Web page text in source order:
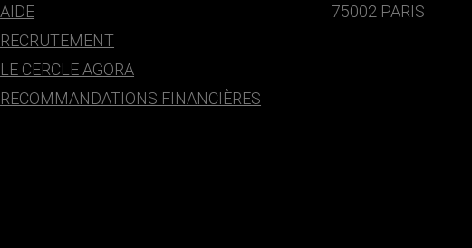
AIDE
RECRUTEMENT
LE CERCLE AGORA
RECOMMANDATIONS FINANCIÈRES
75002 PARIS